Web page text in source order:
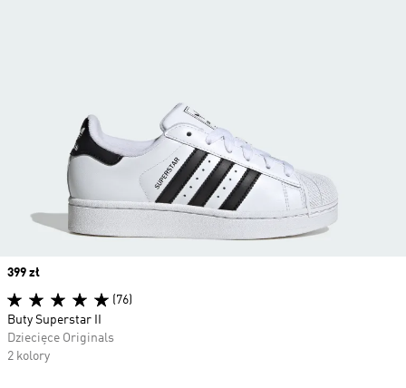
Price
399 zł
(76)
Buty Superstar II
Dziecięce Originals
2 kolory